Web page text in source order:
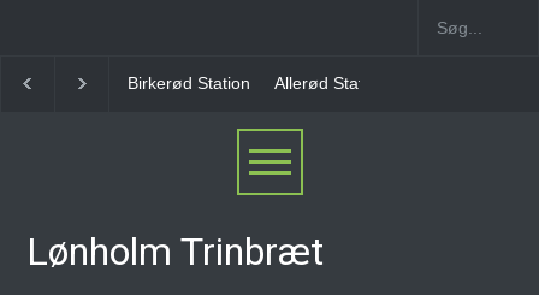
Allerød Station Favrholm Station
Lønholm Trinbræt